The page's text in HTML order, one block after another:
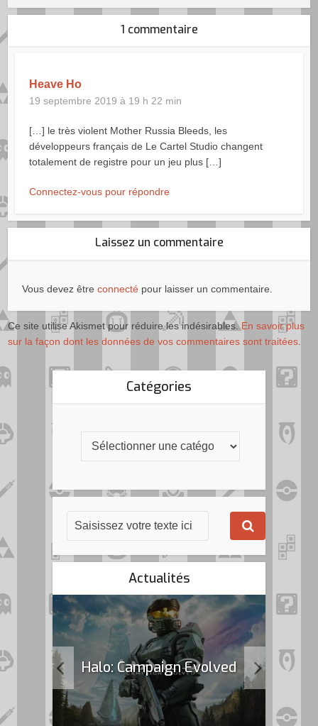
1 commentaire
Heave Ho
19 septembre 2019 à 19 h 22 min
[…] le très violent Mother Russia Bleeds, les
développeurs français de Le Cartel Studio changent
totalement de registre pour un jeu plus […]
Connectez-vous pour répondre
Laissez un commentaire
Vous devez êtreconnecté pour laisser un commentaire.
Ce site utilise Akismet pour réduire les indésirables.En savoir plus
sur la façon dont les données de vos commentaires sont traitées.
Catégories
Actualités
Halo: Campaign Evolved